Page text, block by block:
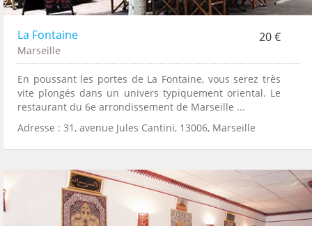
La Fontaine 20 €
Marseille
En poussant les portes de La Fontaine, vous serez très
vite plongés dans un univers typiquement oriental. Le
restaurant du 6e arrondissement de Marseille ...
Adresse : 31, avenue Jules Cantini, 13006, Marseille